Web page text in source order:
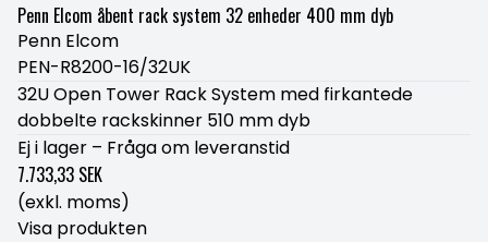
Penn Elcom åbent rack system 32 enheder 400 mm dyb
Penn Elcom
PEN-R8200-16/32UK
32U Open Tower Rack System med firkantede
dobbelte rackskinner 510 mm dyb
Ej i lager – Fråga om leveranstid
7.733,33 SEK
(exkl. moms)
Visa produkten